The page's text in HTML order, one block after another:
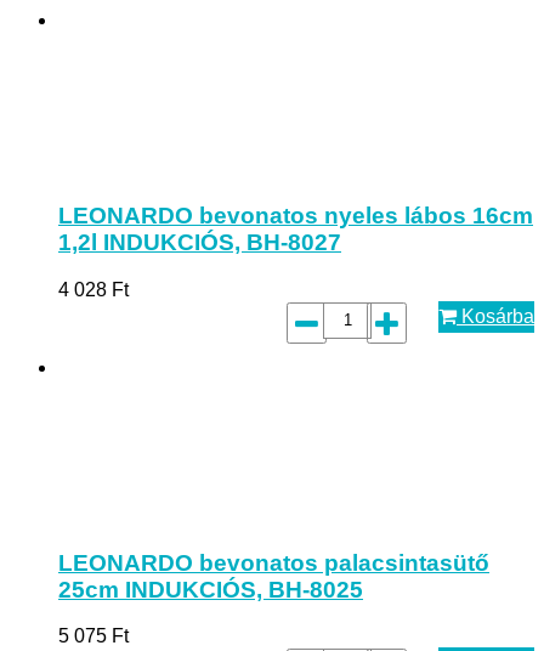
LEONARDO bevonatos nyeles lábos 16cm
1,2l INDUKCIÓS, BH-8027
4 028 Ft
Kosárba
LEONARDO bevonatos palacsintasütő
25cm INDUKCIÓS, BH-8025
5 075 Ft